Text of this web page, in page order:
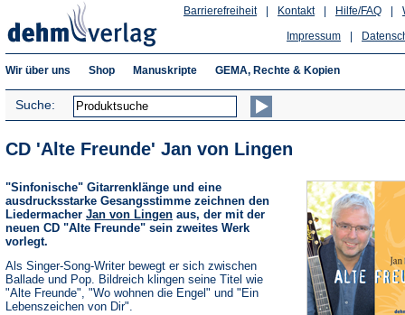
Hilfe/FAQ
Kontakt
Barrierefreiheit
Impressum
Wir über uns Shop Manuskripte GEMA, Rechte & Kopien
Suche:
CD 'Alte Freunde' Jan von Lingen
"Sinfonische" Gitarrenklänge und eine
ausdrucksstarke Gesangsstimme zeichnen den
Liedermacher Jan von Lingen aus, der mit der
neuen CD "Alte Freunde" sein zweites Werk
vorlegt.
Als Singer-Song-Writer bewegt er sich zwischen
Ballade und Pop. Bildreich klingen seine Titel wie
"Alte Freunde", "Wo wohnen die Engel" und "Ein
Lebenszeichen von Dir".